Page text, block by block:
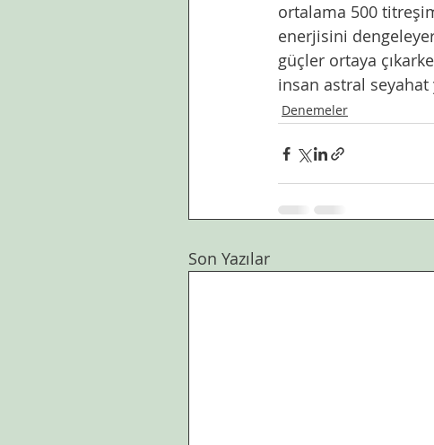
ortalama 500
enerjisini
güçler ortaya
insan astral
Denemeler
Son Yazılar